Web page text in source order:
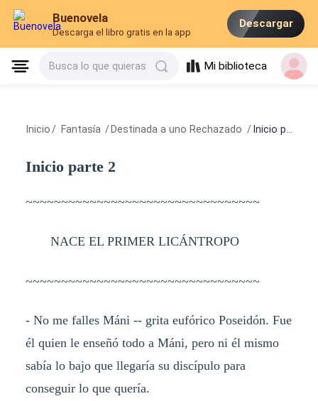
Buenovela
Descarga el libro gratis en la app
Descargar
Busca lo que quieras Mi biblioteca
Inicio / Fantasía / Destinada a uno Rechazado / Inicio parte 2
Inicio parte 2
~~~~~~~~~~~~~~~~~~~~~~~~~~~~~~~~~
NACE EL PRIMER LICÁNTROPO
~~~~~~~~~~~~~~~~~~~~~~~~~~~~~~~~~
- No me falles Máni -- grita eufórico Poseidón. Fue
él quien le enseñó todo a Máni, pero ni él mismo
sabía lo bajo que llegaría su discípulo para
conseguir lo que quería.